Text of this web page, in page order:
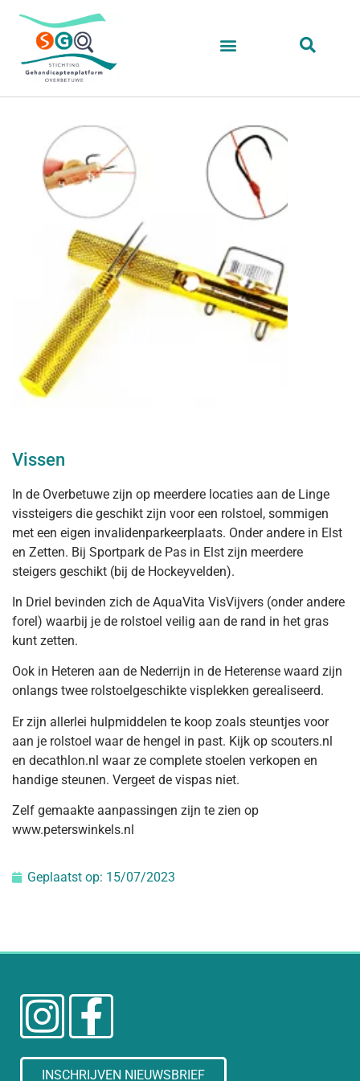
Vissen
In de Overbetuwe zijn op meerdere locaties aan de Linge
vissteigers die geschikt zijn voor een rolstoel, sommigen
met een eigen invalidenparkeerplaats. Onder andere in Elst
en Zetten. Bij Sportpark de Pas in Elst zijn meerdere
steigers geschikt (bij de Hockeyvelden).
In Driel bevinden zich de AquaVita VisVijvers (onder andere
forel) waarbij je de rolstoel veilig aan de rand in het gras
kunt zetten.
Ook in Heteren aan de Nederrijn in de Heterense waard zijn
onlangs twee rolstoelgeschikte visplekken gerealiseerd.
Er zijn allerlei hulpmiddelen te koop zoals steuntjes voor
aan je rolstoel waar de hengel in past. Kijk op scouters.nl
en decathlon.nl waar ze complete stoelen verkopen en
handige steunen. Vergeet de vispas niet.
Zelf gemaakte aanpassingen zijn te zien op
www.peterswinkels.nl
Geplaatst op: 15/07/2023
INSCHRIJVEN NIEUWSBRIEF